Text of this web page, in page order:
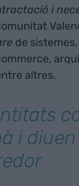
i
de
altres.
i diuen